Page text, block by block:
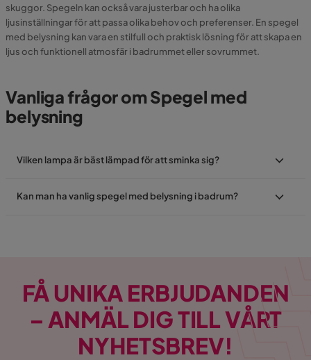
skuggor. Spegeln kan också vara justerbar och ha olika
ljusinställningar för att passa olika behov och preferenser. En spegel
med belysning kan vara en stilfull och praktisk lösning för att skapa en
ljus och funktionell atmosfär i badrummet eller sovrummet.
Vanliga frågor om Spegel med
belysning
Vilken lampa är bäst lämpad för att sminka sig?
Kan man ha vanlig spegel med belysning i badrum?
FÅ UNIKA ERBJUDANDEN
– ANMÄL DIG TILL VÅRT
NYHETSBREV!